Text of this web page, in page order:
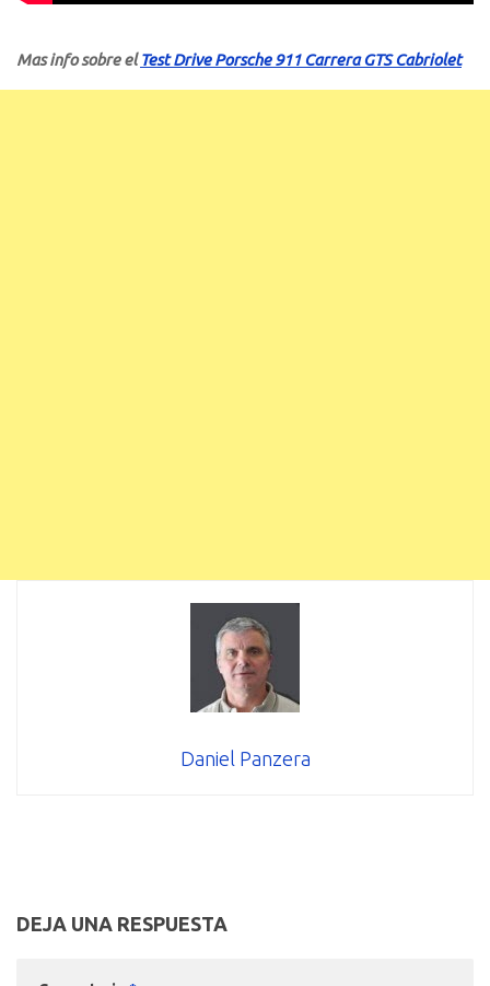
Mas info sobre elTest Drive Porsche 911 Carrera GTS Cabriolet
Daniel Panzera
DEJA UNA RESPUESTA